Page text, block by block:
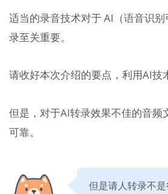
适当的录音技术对于 AI（语音识
录至关重要。
请收好本次介绍的要点，利用AI技
但是，对于AI转录效果不佳的音频
可靠。
但是请人转录不是